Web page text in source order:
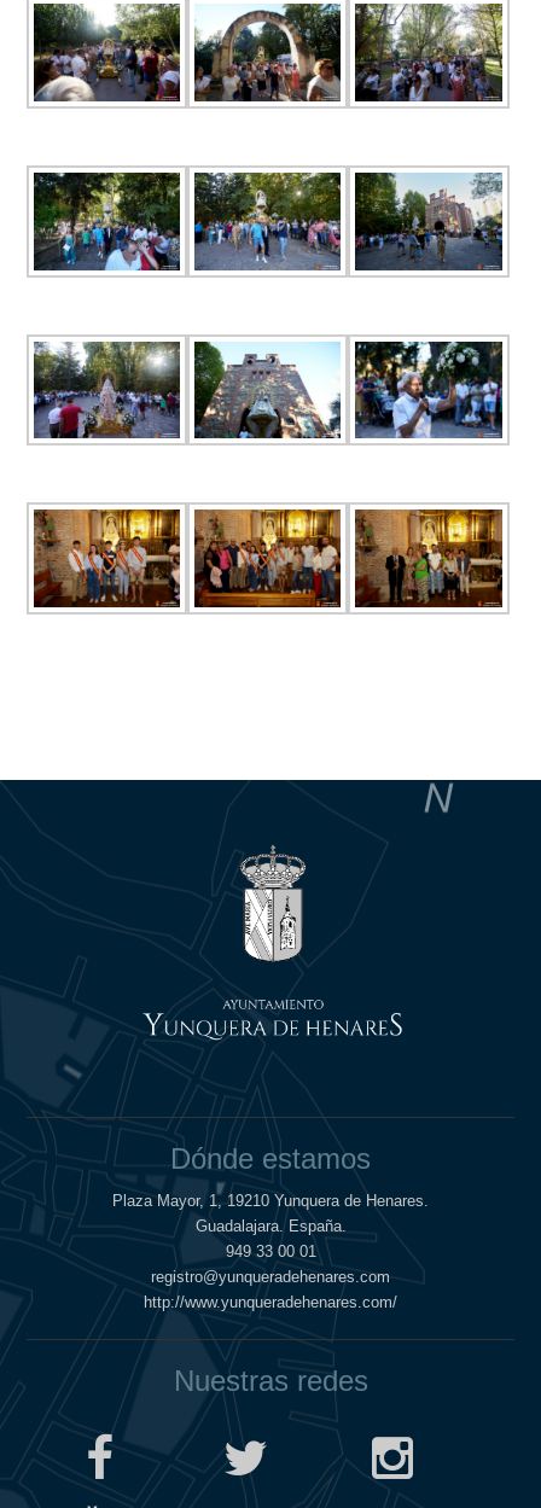
Dónde estamos
Plaza Mayor, 1, 19210 Yunquera de Henares.
Guadalajara. España.
949 33 00 01
registro@yunqueradehenares.com
http://www.yunqueradehenares.com/
Nuestras redes